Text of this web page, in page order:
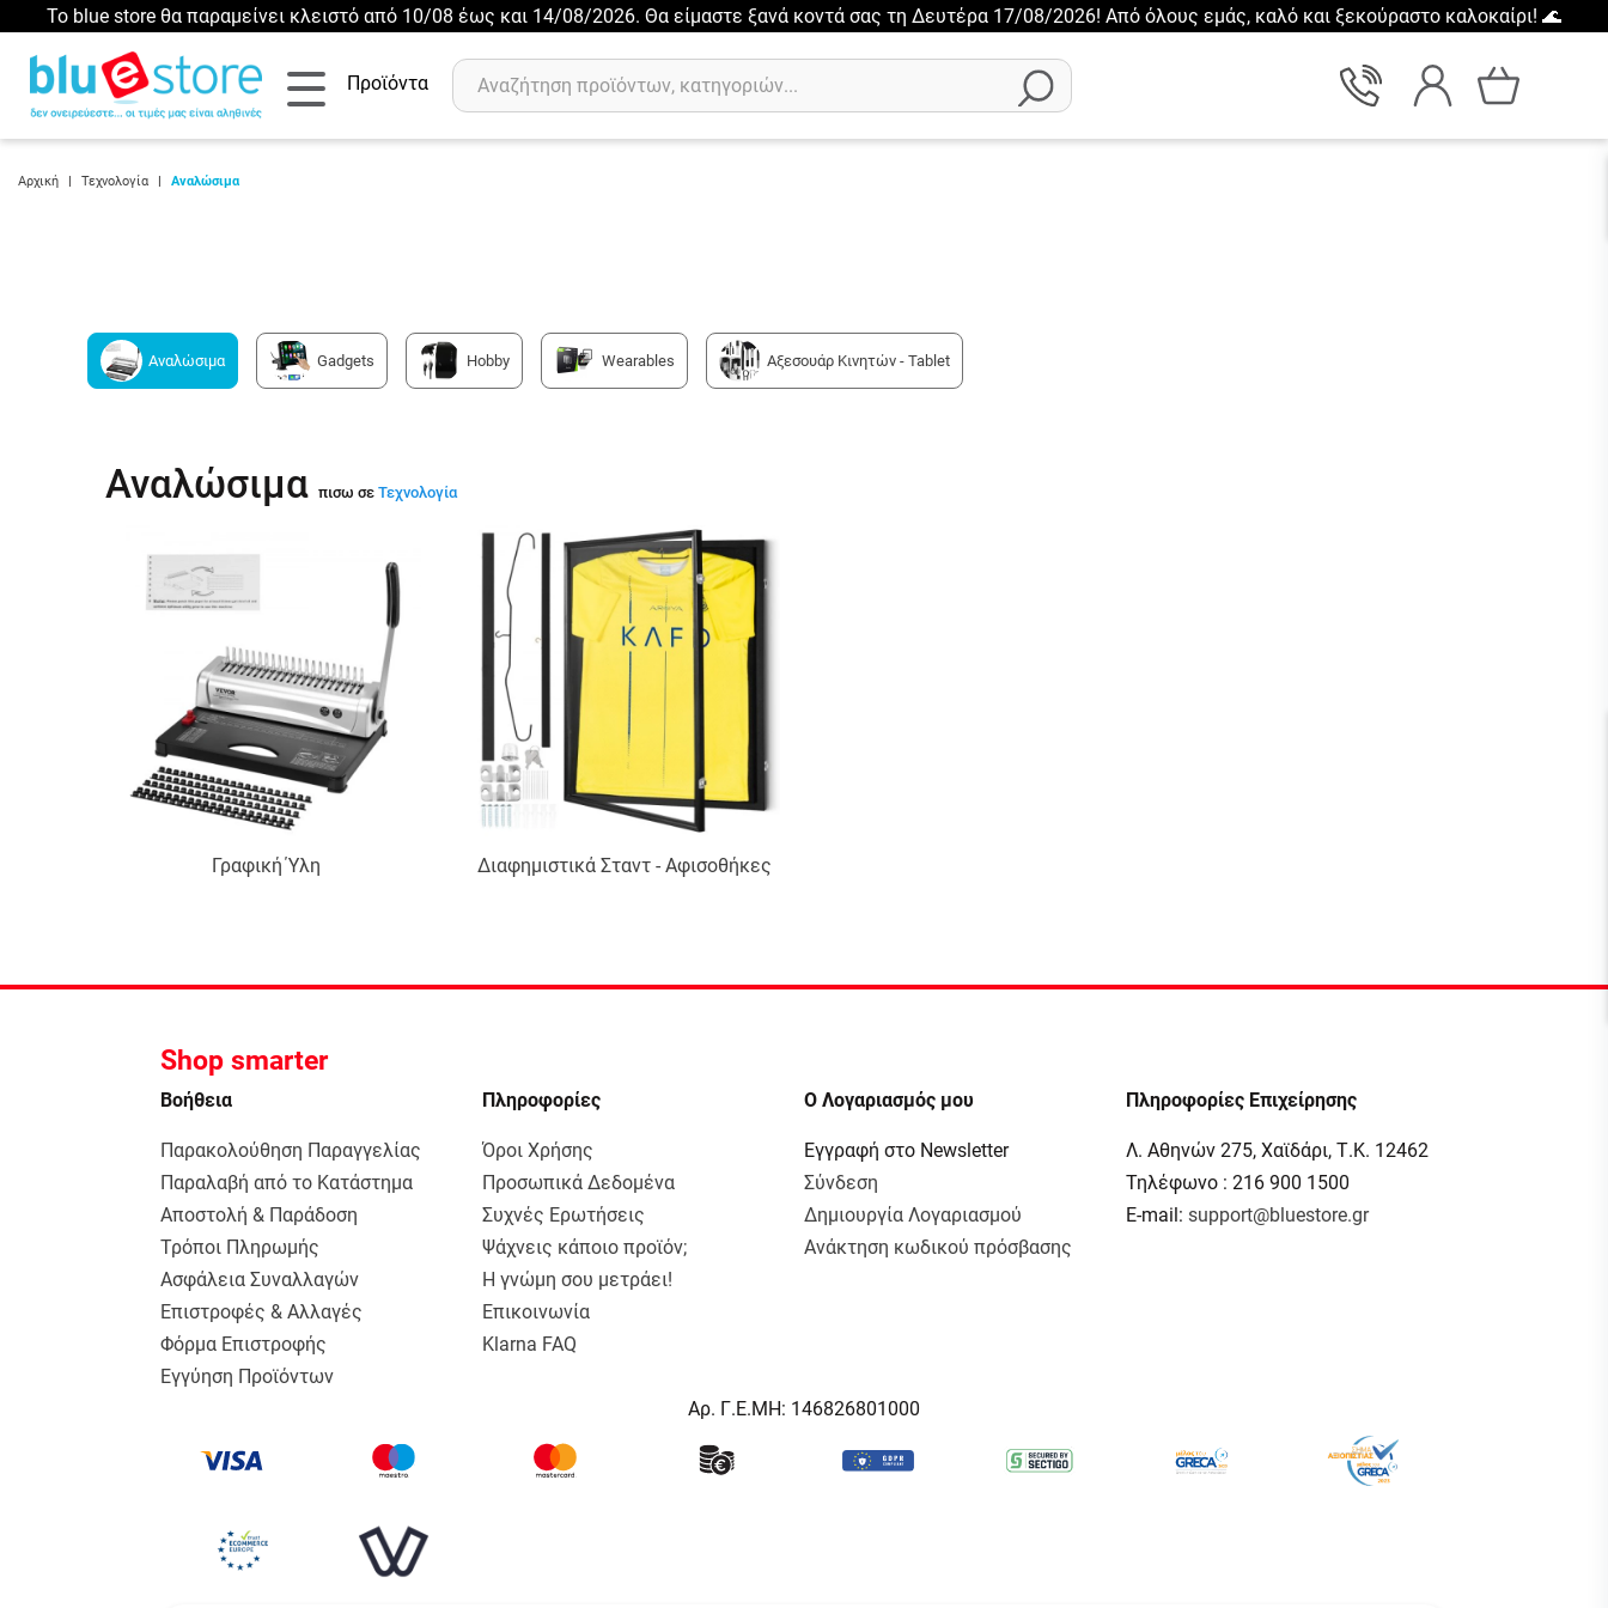
Το blue store θα παραμείνει κλειστό από 10/08 έως και 14/08/2026. Θα είμαστε ξανά κοντά σας τη Δευτέρα 17/08/2026! Από όλους εμάς, καλό και ξεκούραστο καλοκαίρι! 🌊
Προϊόντα
Αναζήτηση
Αρχική | Τεχνολογία | Αναλώσιμα
Αναλώσιμα Gadgets Hobby Wearables Αξεσουάρ Κινητών - Tablet
Αναλώσιμα πισω σε Τεχνολογία
Γραφική Ύλη Διαφημιστικά Σταντ - Αφισοθήκες
Shop smarter
Bοήθεια
Παρακολούθηση Παραγγελίας
Παραλαβή από το Κατάστημα
Αποστολή & Παράδοση
Τρόποι Πληρωμής
Ασφάλεια Συναλλαγών
Επιστροφές & Αλλαγές
Φόρμα Επιστροφής
Εγγύηση Προϊόντων
Πληροφορίες
Όροι Χρήσης
Προσωπικά Δεδομένα
Συχνές Ερωτήσεις
Ψάχνεις κάποιο προϊόν;
Η γνώμη σου μετράει!
Επικοινωνία
Klarna FAQ
Ο Λογαριασμός μου
Εγγραφή στο Newsletter
Σύνδεση
Δημιουργία Λογαριασμού
Ανάκτηση κωδικού πρόσβασης
Πληροφορίες Επιχείρησης
Λ. Αθηνών 275, Χαϊδάρι, Τ.Κ. 12462
Τηλέφωνο : 216 900 1500
E-mail: support@bluestore.gr
Αρ. Γ.Ε.ΜΗ: 146826801000